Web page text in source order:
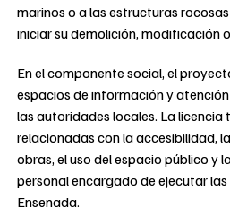
marinos o a las estructuras
iniciar su demolición, modificación
En el componente social, el
espacios de información y
las autoridades locales. La licencia
relacionadas con la accesibilidad,
obras, el uso del espacio público y
personal encargado de ejecutar
Ensenada.